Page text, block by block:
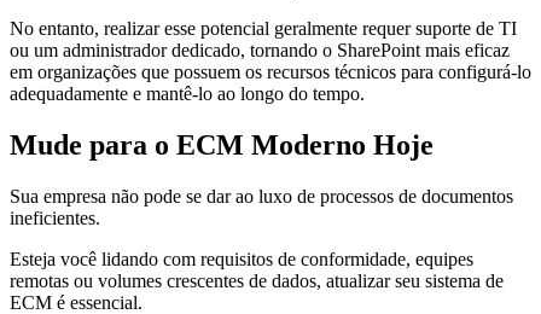
No entanto, realizar esse potencial geralmente requer suporte de TI
ou um administrador dedicado, tornando o SharePoint mais eficaz
em organizações que possuem os recursos técnicos para configurá-lo
adequadamente e mantê-lo ao longo do tempo.
Mude para o ECM Moderno Hoje
Sua empresa não pode se dar ao luxo de processos de documentos
ineficientes.
Esteja você lidando com requisitos de conformidade, equipes
remotas ou volumes crescentes de dados, atualizar seu sistema de
ECM é essencial.